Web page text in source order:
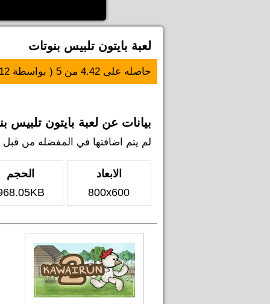
لعبة بايتون تلبيس بنوتات
حاصله على 4.42 من 5 ( بواسطة 12
بيانات عن لعبة بايتون تلبيس
لم يتم اضافتها في المفضله من قبل اي
الابعاد
800x600
الحجم